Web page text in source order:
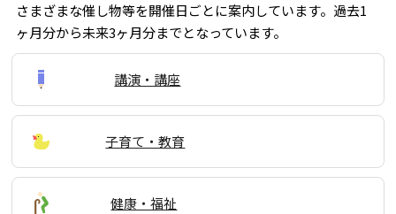
さまざまな催し物等を開催日ごとに案内しています。過去1
ヶ月分から未来3ヶ月分までとなっています。
講演・講座
子育て・教育
健康・福祉